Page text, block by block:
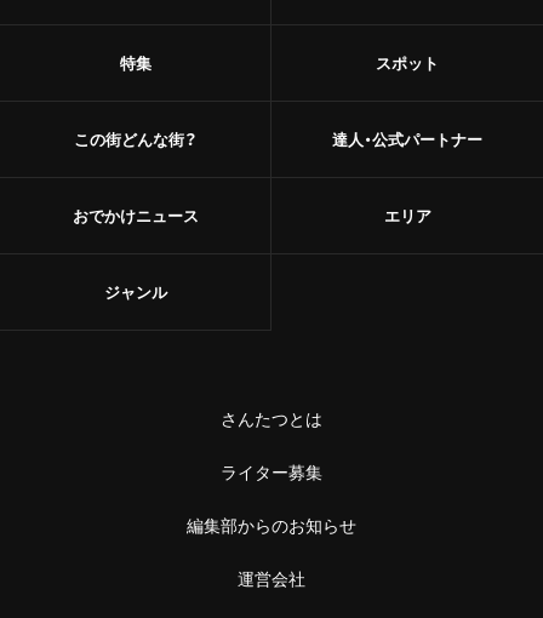
特集
この街どんな街？
おでかけニュース
スポット
達人・公式パートナー
エリア
ジャンル
さんたつとは
ライター募集
編集部からのお知らせ
運営会社